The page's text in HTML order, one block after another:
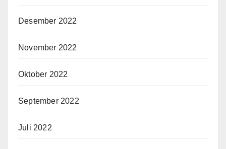
Desember 2022
November 2022
Oktober 2022
September 2022
Juli 2022